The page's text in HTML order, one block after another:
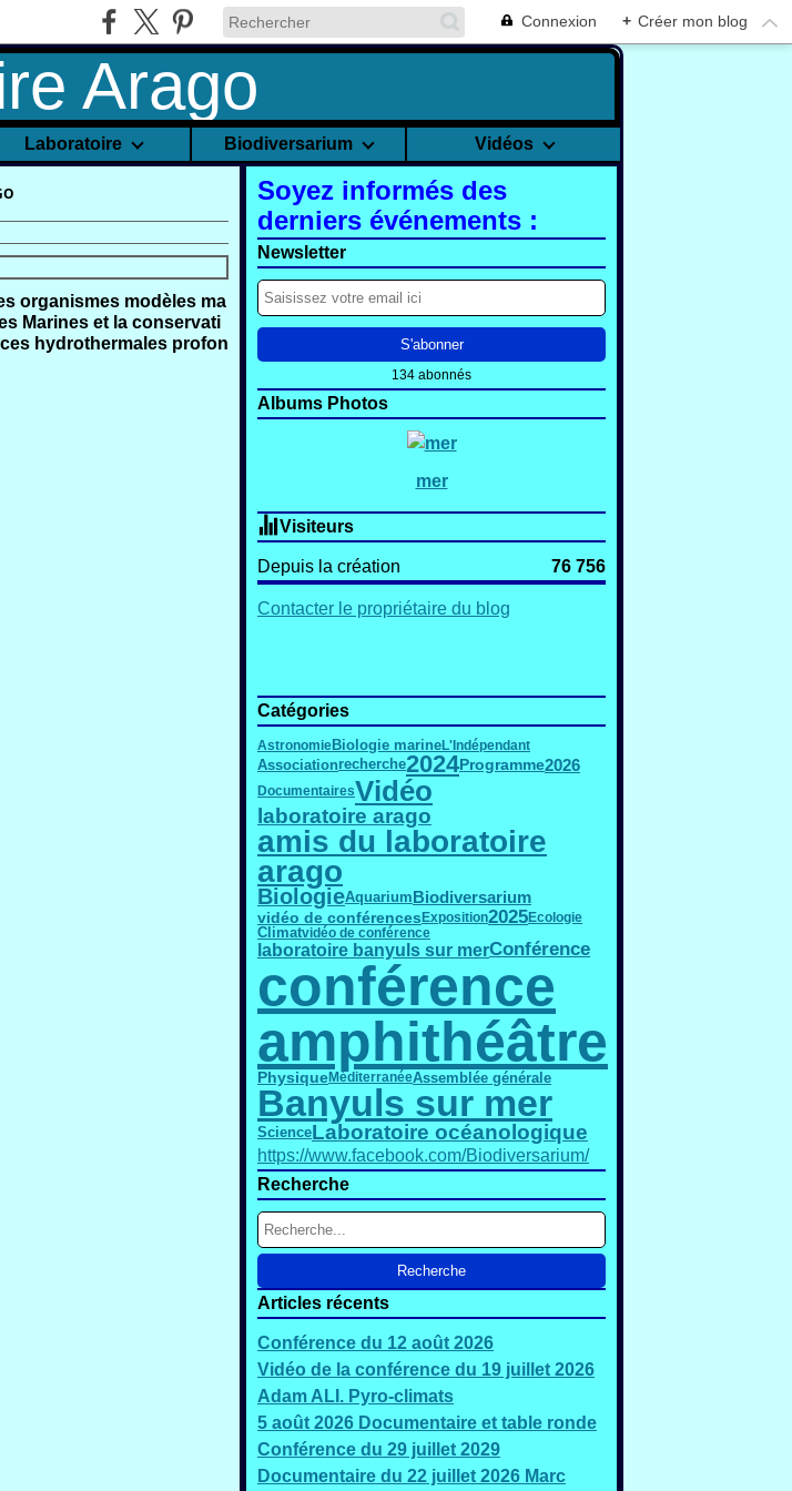
Connexion + Créer mon blog
Laboratoire Biodiversarium Vidéos
organismes modèles ma
Marines et la conservati
hydrothermales profon
Soyez informés des
derniers événements :
Newsletter
134 abonnés
Albums Photos
mer
Visiteurs
Depuis la création 76 756
Contacter le propriétaire du blog
Catégories
AstronomieBiologie marineL'Indépendant
Associationrecherche2024Programme2026
DocumentairesVidéo
laboratoire arago
amis du laboratoire
arago
BiologieAquariumBiodiversarium
vidéo de conférencesExposition2025Ecologie
Climatvidéo de conférence
laboratoire banyuls sur merConférence
conférence
amphithéâtre
PhysiqueMéditerranéeAssemblée générale
Banyuls sur mer
ScienceLaboratoire océanologique
https://www.facebook.com/Biodiversarium/
Recherche
Articles récents
Conférence du 12 août 2026
Vidéo de la conférence du 19 juillet 2026
Adam ALI. Pyro-climats
5 août 2026 Documentaire et table ronde
Conférence du 29 juillet 2029
Documentaire du 22 juillet 2026 Marc